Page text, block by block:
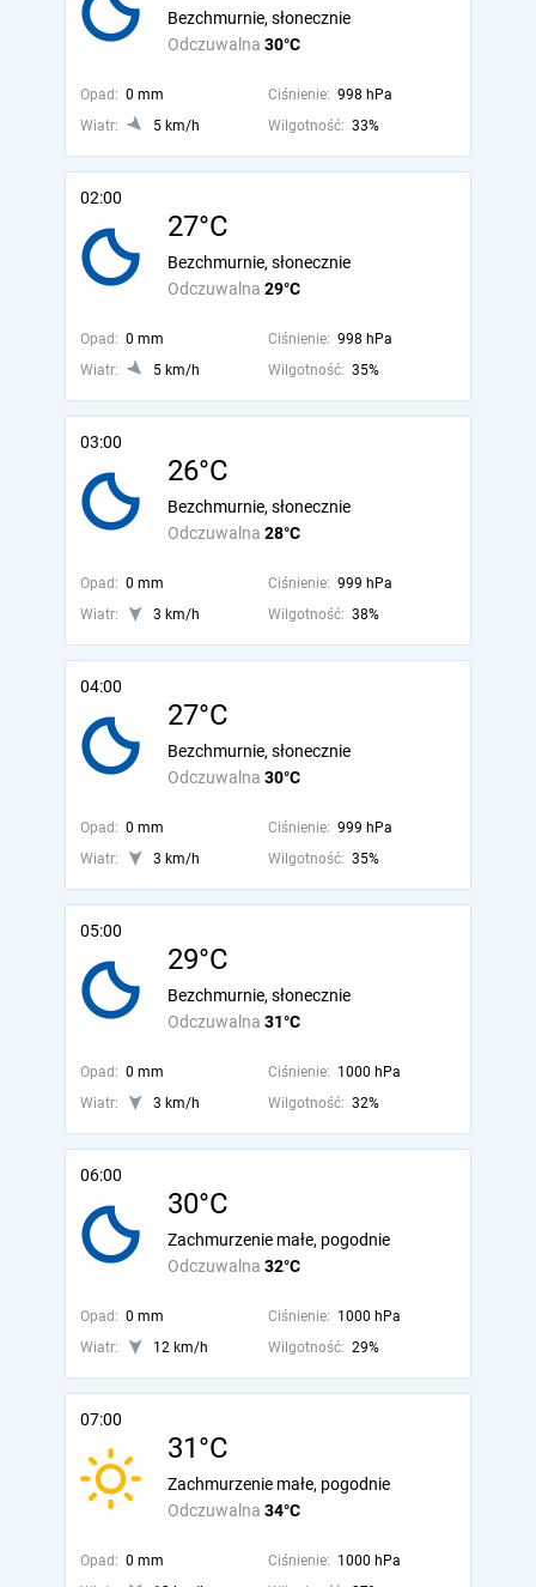
Odczuwalna 30°C
Bezchmurnie, słonecznie
Opad: 0 mm Ciśnienie: 998 hPa
Wiatr:
5 km/h Wilgotność: 33%
02:00
27°C
Odczuwalna 29°C
Bezchmurnie, słonecznie
Opad: 0 mm Ciśnienie: 998 hPa
Wiatr:
5 km/h Wilgotność: 35%
03:00
26°C
Odczuwalna 28°C
Bezchmurnie, słonecznie
Opad: 0 mm Ciśnienie: 999 hPa
Wiatr:
3 km/h Wilgotność: 38%
04:00
27°C
Odczuwalna 30°C
Bezchmurnie, słonecznie
Opad: 0 mm Ciśnienie: 999 hPa
Wiatr:
3 km/h Wilgotność: 35%
05:00
29°C
Odczuwalna 31°C
Bezchmurnie, słonecznie
Opad: 0 mm Ciśnienie: 1000 hPa
Wiatr:
3 km/h Wilgotność: 32%
06:00
30°C
Odczuwalna 32°C
Zachmurzenie małe, pogodnie
Opad: 0 mm Ciśnienie: 1000 hPa
Wiatr:
12 km/h Wilgotność: 29%
07:00
31°C
Odczuwalna 34°C
Zachmurzenie małe, pogodnie
Opad: 0 mm Ciśnienie: 1000 hPa